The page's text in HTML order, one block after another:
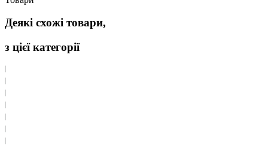
Деякі схожі товари,
з цієї категорії